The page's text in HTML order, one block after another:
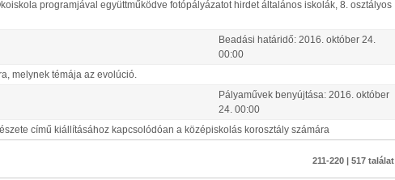
programjával együttműködve fotópályázatot hirdet általános iskolák, 8. osztályos
Beadási határidő: 2016. október 24
00:00
melynek témája az evolúció.
Pályaművek benyújtása: 2016. október
24 00:00
című kiállításához kapcsolódóan a középiskolás korosztály számára
211-220 | 517 találat